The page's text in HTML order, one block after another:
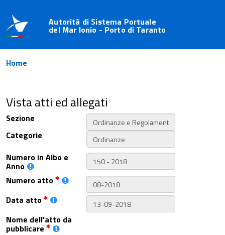
Autorità di Sistema Portuale
del Mar Ionio - Porto di Taranto
Home
Vista atti ed allegati
Sezione
Categorie
Numero in Albo e
Anno
Numero atto
Data atto
Nome dell'atto da
pubblicare